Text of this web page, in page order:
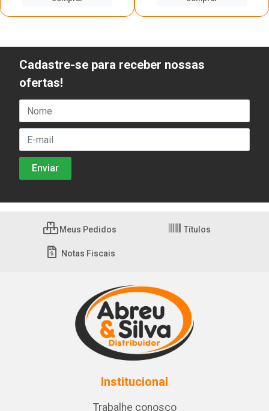
Cadastre-se para receber nossas
ofertas!
Meus Pedidos Títulos
Notas Fiscais
Institucional
Trabalhe conosco